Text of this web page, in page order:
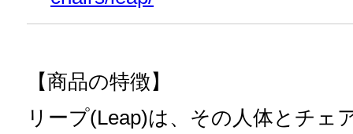
【商品の特徴】
リープ(Leap)は、その人体とチェ